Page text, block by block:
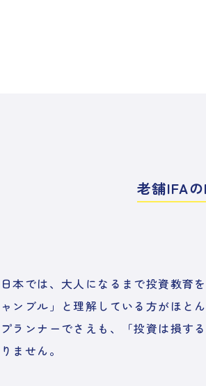
老舗IFA
日本では、大人になるまで投資教育
ャンブル」と理解している方がほと
プランナーでさえも、「投資は損す
りません。